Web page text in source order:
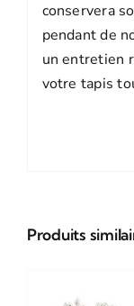
conservera
pendant de
un entretien
votre tapis
Produits